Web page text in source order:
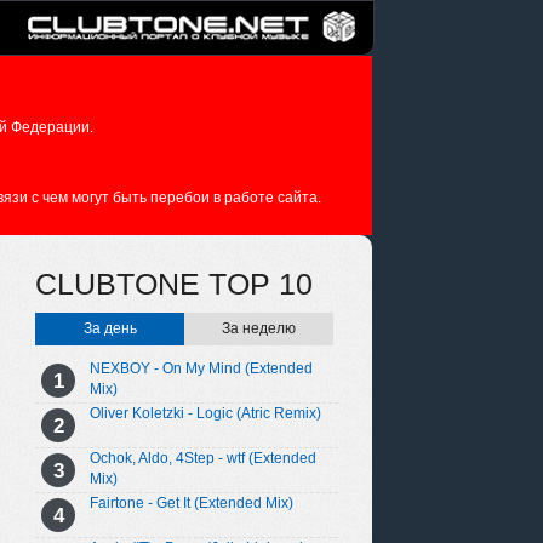
Федерации.
с чем могут быть перебои в работе сайта.
CLUBTONE TOP 10
За день За неделю
NEXBOY - On My Mind (Extended
Mix)
Oliver Koletzki - Logic (Atric Remix)
Ochok, Aldo, 4Step - wtf (Extended
Mix)
Fairtone - Get It (Extended Mix)